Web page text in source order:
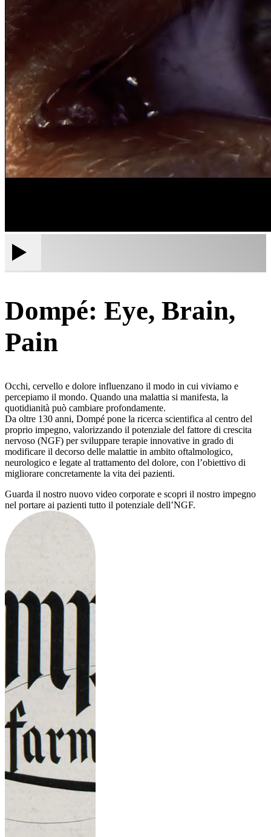
Dompé: Eye, Brain,
Pain
Occhi, cervello e dolore influenzano il modo in cui viviamo e
percepiamo il mondo. Quando una malattia si manifesta, la
quotidianità può cambiare profondamente.
Da oltre 130 anni, Dompé pone la ricerca scientifica al centro del
proprio impegno, valorizzando il potenziale del fattore di crescita
nervoso (NGF) per sviluppare terapie innovative in grado di
modificare il decorso delle malattie in ambito oftalmologico,
neurologico e legate al trattamento del dolore, con l’obiettivo di
migliorare concretamente la vita dei pazienti.
Guarda il nostro nuovo video corporate e scopri il nostro impegno
nel portare ai pazienti tutto il potenziale dell’NGF.